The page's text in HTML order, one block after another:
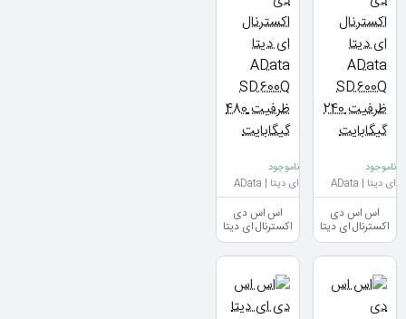
ناموجود
ای دیتا | AData
اس اس دی
اکسترنال ای دیتا
AData SD600Q
ظرفیت 240
ناموجود
ای دیتا | AData
اس اس دی
اکسترنال ای دیتا
AData SD600Q
ظرفیت 480